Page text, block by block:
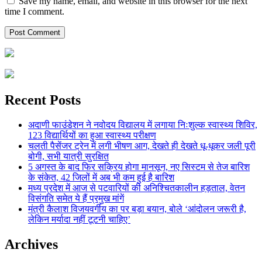
time I comment.
Recent Posts
अदाणी फाउंडेशन ने नवोदय विद्यालय में लगाया निःशुल्क स्वास्थ्य शिविर,
123 विद्यार्थियों का हुआ स्वास्थ्य परीक्षण
चलती पैसेंजर ट्रेन में लगी भीषण आग, देखते ही देखते धू-धूकर जली पूरी
बोगी, सभी यात्री सुरक्षित
5 अगस्त के बाद फिर सक्रिय होगा मानसून, नए सिस्टम से तेज बारिश
के संकेत, 42 जिलों में अब भी कम हुई है बारिश
मध्य प्रदेश में आज से पटवारियों की अनिश्चितकालीन हड़ताल, वेतन
विसंगति समेत ये हैं प्रमुख मांगें
मंत्री कैलाश विजयवर्गीय का पर बड़ा बयान, बोले ‘आंदोलन जरूरी है,
लेकिन मर्यादा नहीं टूटनी चाहिए’
Archives